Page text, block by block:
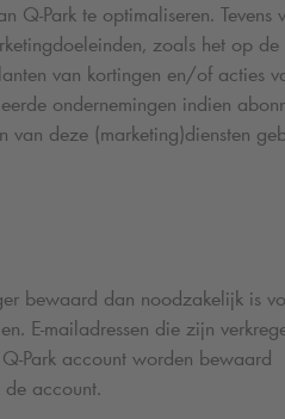
Q-Park te optimaliseren. Tevens
zoals het op
van kortingen en/of acties
ondernemingen indien
van deze (marketing)diensten
bewaard dan noodzakelijk is
E-mailadressen die zijn
Q-Park account worden bewaard
de account.